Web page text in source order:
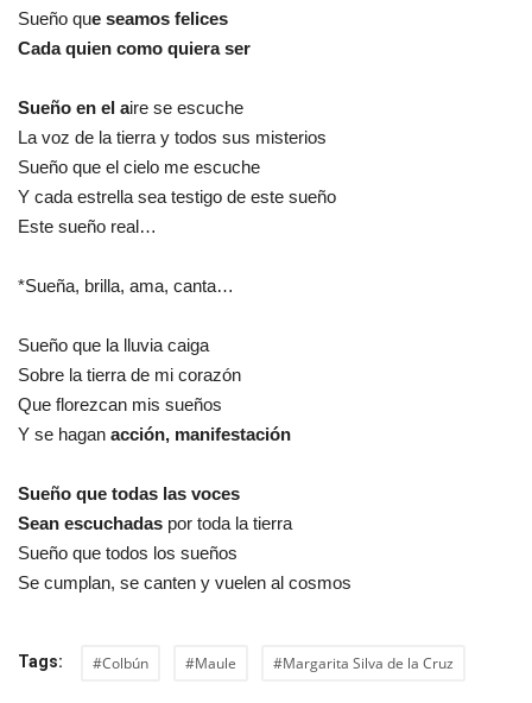
Sueño que seamos felices
Cada quien como quiera ser
Sueño en el aire se escuche
La voz de la tierra y todos sus misterios
Sueño que el cielo me escuche
Y cada estrella sea testigo de este sueño
Este sueño real…
*Sueña, brilla, ama, canta…
Sueño que la lluvia caiga
Sobre la tierra de mi corazón
Que florezcan mis sueños
Y se hagan acción, manifestación
Sueño que todas las voces
Sean escuchadas por toda la tierra
Sueño que todos los sueños
Se cumplan, se canten y vuelen al cosmos
Tags: #Colbún #Maule #Margarita Silva de la Cruz